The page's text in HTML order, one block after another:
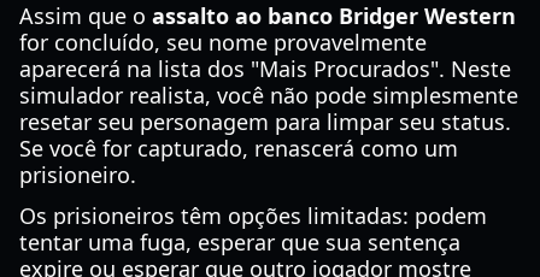
Assim que o assalto ao banco Bridger Western
for concluído, seu nome provavelmente
aparecerá na lista dos "Mais Procurados". Neste
simulador realista, você não pode simplesmente
resetar seu personagem para limpar seu status.
Se você for capturado, renascerá como um
prisioneiro.
Os prisioneiros têm opções limitadas: podem
tentar uma fuga, esperar que sua sentença
expire ou esperar que outro jogador mostre